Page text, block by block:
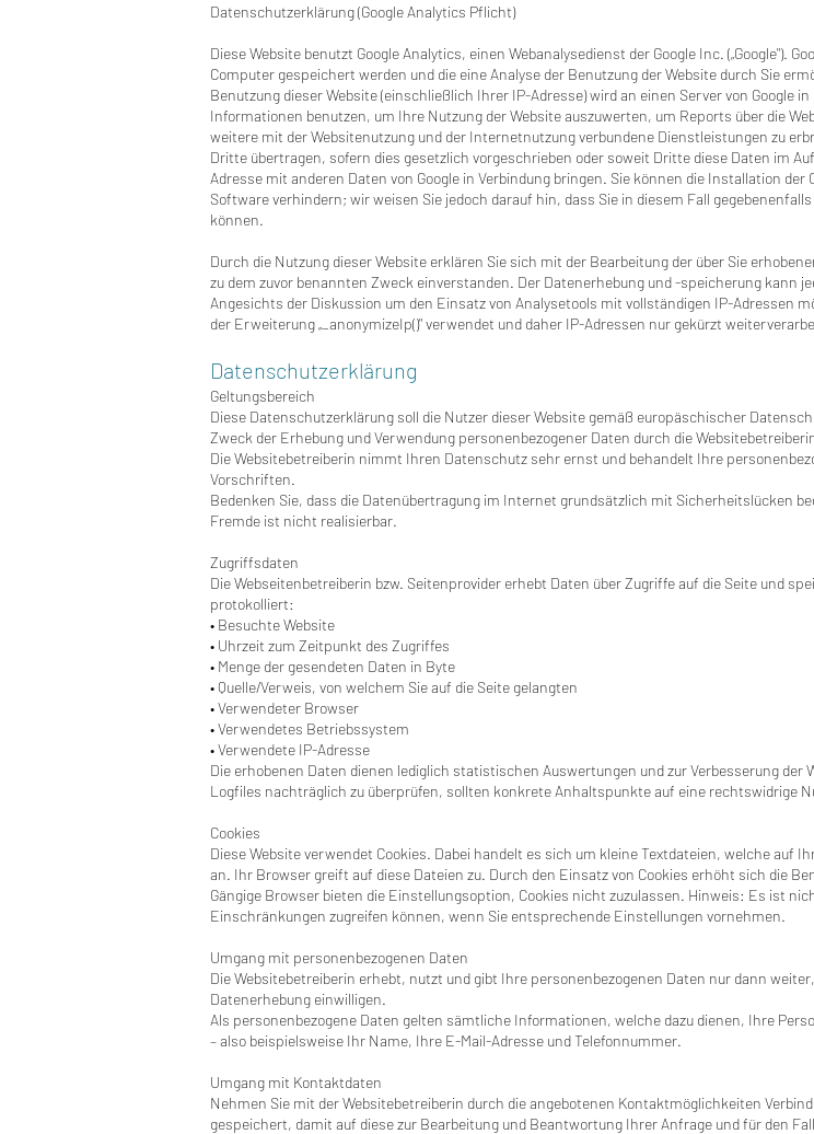
Datenschutzerklärung (Google Analytics Pflicht)
Diese Website benutzt Google Analytics, einen Webanalysedienst der Google Inc. („Google").
Computer gespeichert werden und die eine Analyse der Benutzung der Website durch Sie
Benutzung dieser Website (einschließlich Ihrer IP-Adresse) wird an einen Server von Google
Informationen benutzen, um Ihre Nutzung der Website auszuwerten, um Reports über die
weitere mit der Websitenutzung und der Internetnutzung verbundene Dienstleistungen zu
Dritte übertragen, sofern dies gesetzlich vorgeschrieben oder soweit Dritte diese Daten im
Adresse mit anderen Daten von Google in Verbindung bringen. Sie können die Installation
Software verhindern; wir weisen Sie jedoch darauf hin, dass Sie in diesem Fall
können.
Durch die Nutzung dieser Website erklären Sie sich mit der Bearbeitung der über Sie
zu dem zuvor benannten Zweck einverstanden. Der Datenerhebung und -speicherung kann
Angesichts der Diskussion um den Einsatz von Analysetools mit vollständigen IP-Adressen
der Erweiterung „_anonymizeIp()" verwendet und daher IP-Adressen nur gekürzt
Datenschutzerklärung
Geltungsbereich
Diese Datenschutzerklärung soll die Nutzer dieser Website gemäß europäschischer
Zweck der Erhebung und Verwendung personenbezogener Daten durch die
Die Websitebetreiberin nimmt Ihren Datenschutz sehr ernst und behandelt Ihre
Vorschriften.
Bedenken Sie, dass die Datenübertragung im Internet grundsätzlich mit Sicherheitslücken
Fremde ist nicht realisierbar.
Zugriffsdaten
Die Webseitenbetreiberin bzw. Seitenprovider erhebt Daten über Zugriffe auf die Seite und
protokolliert:
• Besuchte Website
• Uhrzeit zum Zeitpunkt des Zugriffes
• Menge der gesendeten Daten in Byte
• Quelle/Verweis, von welchem Sie auf die Seite gelangten
• Verwendeter Browser
• Verwendetes Betriebssystem
• Verwendete IP-Adresse
Die erhobenen Daten dienen lediglich statistischen Auswertungen und zur Verbesserung
Logfiles nachträglich zu überprüfen, sollten konkrete Anhaltspunkte auf eine rechtswidrige
Cookies
Diese Website verwendet Cookies. Dabei handelt es sich um kleine Textdateien, welche auf
an. Ihr Browser greift auf diese Dateien zu. Durch den Einsatz von Cookies erhöht sich die
Gängige Browser bieten die Einstellungsoption, Cookies nicht zuzulassen. Hinweis: Es ist
Einschränkungen zugreifen können, wenn Sie entsprechende Einstellungen vornehmen.
Umgang mit personenbezogenen Daten
Die Websitebetreiberin erhebt, nutzt und gibt Ihre personenbezogenen Daten nur dann
Datenerhebung einwilligen.
Als personenbezogene Daten gelten sämtliche Informationen, welche dazu dienen, Ihre
– also beispielsweise Ihr Name, Ihre E-Mail-Adresse und Telefonnummer.
Umgang mit Kontaktdaten
Nehmen Sie mit der Websitebetreiberin durch die angebotenen Kontaktmöglichkeiten
gespeichert, damit auf diese zur Bearbeitung und Beantwortung Ihrer Anfrage und für den